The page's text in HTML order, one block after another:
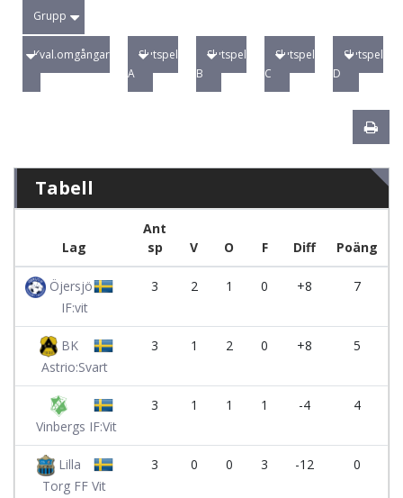
Grupp
Kval.omgångar
Slutspel
A
Slutspel
B
Slutspel
C
Slutspel
D
Tabell
Lag
Ant
sp
V O F Diff Poäng
Öjersjö
IF:vit
3 2 1 0 +8 7
BK
Astrio:Svart
3 1 2 0 +8 5
Vinbergs IF:Vit
3 1 1 1 -4 4
Lilla
Torg FF Vit
3 0 0 3 -12 0